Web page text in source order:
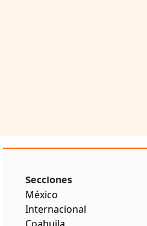
Secciones
México
Internacional